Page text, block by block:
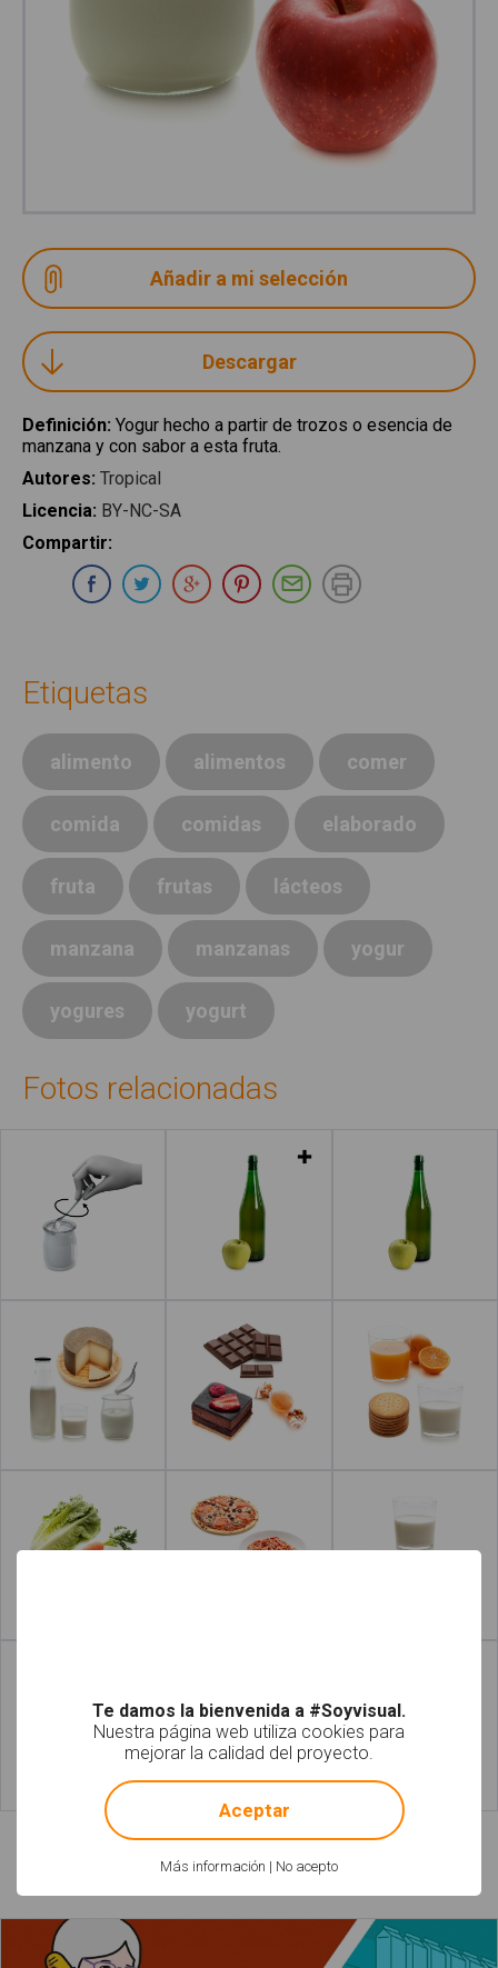
Descargar
Definición: Yogur hecho a partir de trozos o esencia de
manzana y con sabor a esta fruta.
Autores: Tropical
Licencia: BY-NC-SA
Compartir:
Compartir en Whatsapp
Compartir en Facebook
Compartir en Twitter
Compartir en Google Plus
Compartir en Pinterest
Compartir por E-
Etiquetas
alimento alimentos comer
comida comidas elaborado
fruta frutas lácteos
manzana manzanas yogur
yogures yogurt
Fotos relacionadas
Leer más Leer más
Láminas relacionadas
Te damos la bienvenida a #Soyvisual.
Nuestra página web utiliza cookies para
mejorar la calidad del proyecto.
Más información | No acepto
! Not valid!
Aceptar